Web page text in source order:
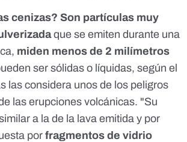
cenizas? Son partículas muy
que se emiten durante una
miden menos de 2 milímetros
ser sólidas o líquidas, según el
las considera unos de los peligros
las erupciones volcánicas. "Su
a la de la lava emitida y por
porfragmentos de vidrio